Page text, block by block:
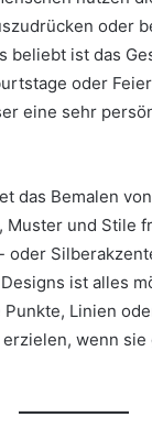
oder
beliebt ist das
oder
eine sehr
das Bemalen
Muster und Stile
oder
ist alles
Linien
wenn